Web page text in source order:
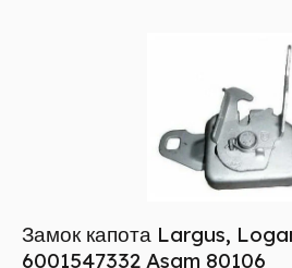
Замок капота Largus,
6001547332 Asam 80106